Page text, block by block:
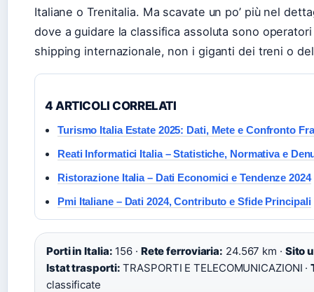
Italiane o Trenitalia. Ma scavate un po’ più nel
dove a guidare la classifica assoluta sono
shipping internazionale, non i giganti dei treni o
4 ARTICOLI CORRELATI
Turismo Italia Estate 2025: Dati, Mete e Confronto
Reati Informatici Italia – Statistiche, Normativa e
Ristorazione Italia – Dati Economici e Tendenze 2024
Pmi Italiane – Dati 2024, Contributo e Sfide Principali
Porti in Italia: 156 · Rete ferroviaria: 24.567 km · Sito
Istat trasporti: TRASPORTI E TELECOMUNICAZIONI ·
classificate